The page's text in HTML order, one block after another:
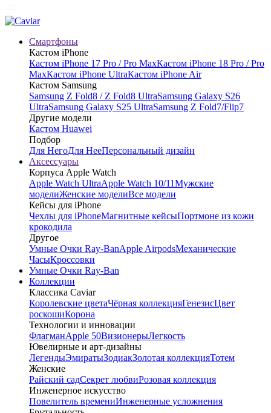
Смартфоны
Кастом iPhone
Кастом iPhone 17 Pro / Pro MaxКастом iPhone 18 Pro / Pro
MaxКастом iPhone UltraКастом iPhone Air
Кастом Samsung
Samsung Z Fold8 / Z Fold8 UltraSamsung Galaxy S26
UltraSamsung Galaxy S25 UltraSamsung Z Fold7/Flip7
Другие модели
Кастом Huawei
Подбор
Для НегоДля НееПерсональный дизайн
Аксессуары
Корпуса Apple Watch
Apple Watch UltraApple Watch 10/11Мужские
моделиЖенские моделиВсе модели
Кейсы для iPhone
Чехлы для iPhoneМагнитные кейсыПортмоне из кожи
крокодила
Другое
Умные Очки Ray-BanApple AirpodsМеханические
ЧасыКроссовки
Умные Очки Ray-Ban
Коллекции
Классика Caviar
Королевские цветаЧёрная коллекцияГенезисЦвет
роскошиКорона
Технологии и инновации
ФлагманApple 50ВизионерыЛегкость
Ювелирные и арт-дизайны
ЛегендыЭмиратыЗодиакЗолотая коллекцияТотем
Женские
Райский садСекрет любвиРозовая коллекция
Инженерное искусство
Повелитель времениИнженерные усложнения